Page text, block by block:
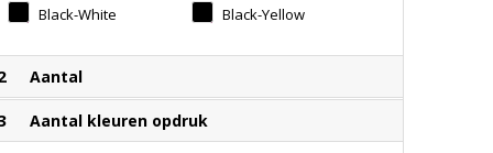
Black-White
Black-Yellow
Aantal
Aantal kleuren opdruk